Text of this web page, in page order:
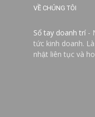
VỀ CHÚNG TÔI
Sổ tay doanh trí -
tức kinh doanh.
nhật liên tục và